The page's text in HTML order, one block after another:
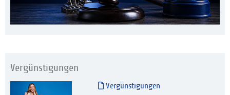
Vergünstigungen
Vergünstigungen